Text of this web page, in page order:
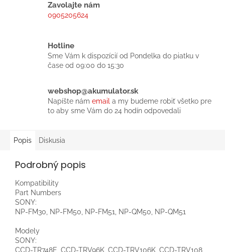
Zavolajte nám
0905205624
Hotline
Sme Vám k dispozícií od Pondelka do piatku v
čase od 09:00 do 15:30
webshop@akumulator.sk
Napíšte nám email a my budeme robiť všetko pre
to aby sme Vám do 24 hodín odpovedali
Popis Diskusia
Podrobný popis
Kompatibility
Part Numbers
SONY:
NP-FM30, NP-FM50, NP-FM51, NP-QM50, NP-QM51
Modely
SONY:
CCD-TR748E, CCD-TRV96K, CCD-TRV106K, CCD-TRV108,